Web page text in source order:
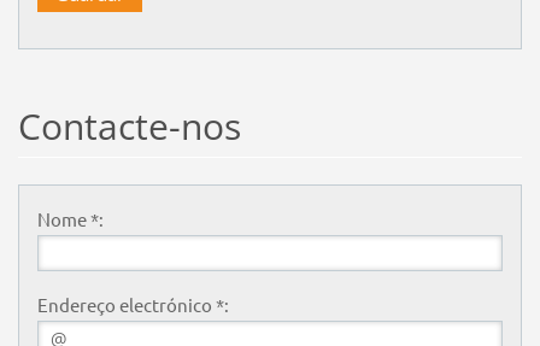
Contacte-nos
Nome *:
Endereço electrónico *: